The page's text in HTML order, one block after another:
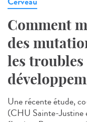
Comment
des
les
Une récente étude,
(CHU Sainte-Justine